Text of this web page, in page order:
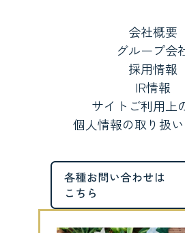
会社概要
グループ会
採用情報
IR情報
サイトご利用上
個人情報の取り扱